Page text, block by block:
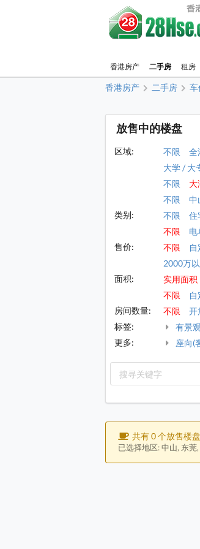
香港房产 二手房 租房
香港房产 二手房 车
放售中的楼盘
区域: 不限 全
大学 / 大
不限
大
不限
中
类别:
不限 住
不限
电
售价:
不限 自
2000万
面积:
实用面积
不限
自
房间数量:
不限 开
标签:
有景
更多:
座向(
共有 0 个放售楼盘
已选择地区: 中山, 东莞